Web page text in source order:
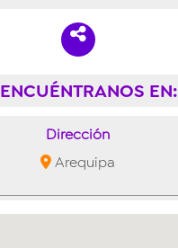
ENCUÉNTRANOS EN:
Dirección
Arequipa